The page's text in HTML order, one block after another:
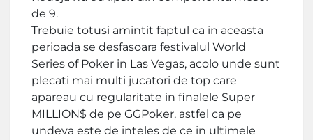
de 9.
Trebuie totusi amintit faptul ca in aceasta
perioada se desfasoara festivalul World
Series of Poker in Las Vegas, acolo unde sunt
plecati mai multi jucatori de top care
apareau cu regularitate in finalele Super
MILLION$ de pe GGPoker, astfel ca pe
undeva este de inteles de ce in ultimele